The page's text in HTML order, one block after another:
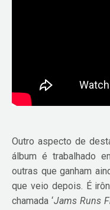
Outro aspecto de
álbum é trabalhado
outras que ganham
que veio depois. É
chamada ‘Jams Runs